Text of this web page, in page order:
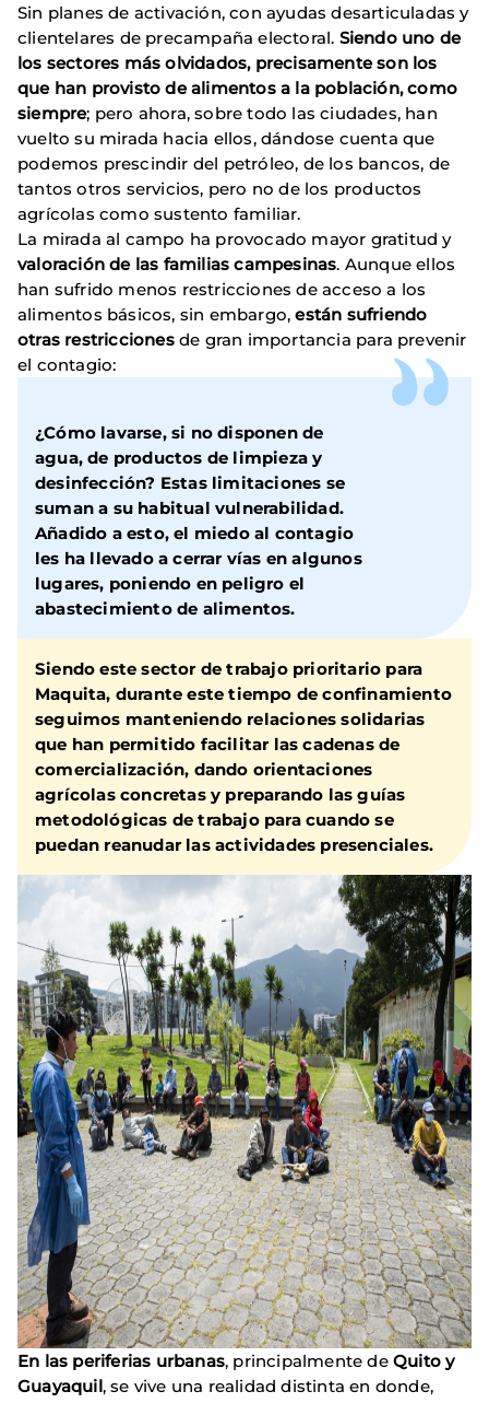
Sin planes de activación, con ayudas desarticuladas y
clientelares de precampaña electoral. Siendo uno de
los sectores más olvidados, precisamente son los
que han provisto de alimentos a la población, como
siempre; pero ahora, sobre todo las ciudades, han
vuelto su mirada hacia ellos, dándose cuenta que
podemos prescindir del petróleo, de los bancos, de
tantos otros servicios, pero no de los productos
agrícolas como sustento familiar.
La mirada al campo ha provocado mayor gratitud y
valoración de las familias campesinas. Aunque ellos
han sufrido menos restricciones de acceso a los
alimentos básicos, sin embargo, están sufriendo
otras restriccionesde gran importancia para prevenir
el contagio:
¿Cómo lavarse, si no disponen de
agua, de productos de limpieza y
desinfección? Estas limitaciones se
suman a su habitual vulnerabilidad.
Añadido a esto,el miedo al contagio
les ha llevado a cerrar vías en algunos
lugares, poniendo en peligro el
abastecimiento de alimentos.
Siendo este sector de trabajo prioritario para
Maquita, durante este tiempo de confinamiento
seguimos manteniendo relaciones solidarias
que han permitido facilitar las cadenas de
comercialización, dando orientaciones
agrícolas concretasy preparando las guías
metodológicas de trabajo para cuando se
puedan reanudar las actividades presenciales.
En las periferias urbanas, principalmente de Quito y
Guayaquil, se vive una realidad distinta en donde,